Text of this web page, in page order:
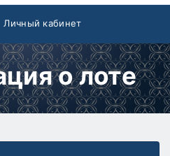
Личный кабинет
о лоте